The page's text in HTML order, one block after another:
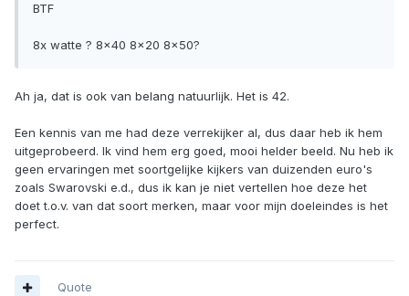
BTF
8x watte ? 8x40 8x20 8x50?
Ah ja, dat is ook van belang natuurlijk. Het is 42.
Een kennis van me had deze verrekijker al, dus daar heb ik hem
uitgeprobeerd. Ik vind hem erg goed, mooi helder beeld. Nu heb ik
geen ervaringen met soortgelijke kijkers van duizenden euro's
zoals Swarovski e.d., dus ik kan je niet vertellen hoe deze het
doet t.o.v. van dat soort merken, maar voor mijn doeleindes is het
perfect.
Quote